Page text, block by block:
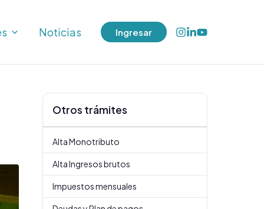
Noticias Ingresar
Otros trámites
Alta Monotributo
Alta Ingresos brutos
Impuestos mensuales